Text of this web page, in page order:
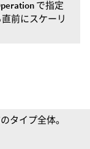
で指定
前にスケーリ
タイプ全体。